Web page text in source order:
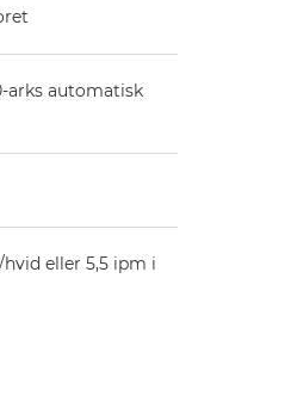
arks automatisk
eller 5,5 ipm i